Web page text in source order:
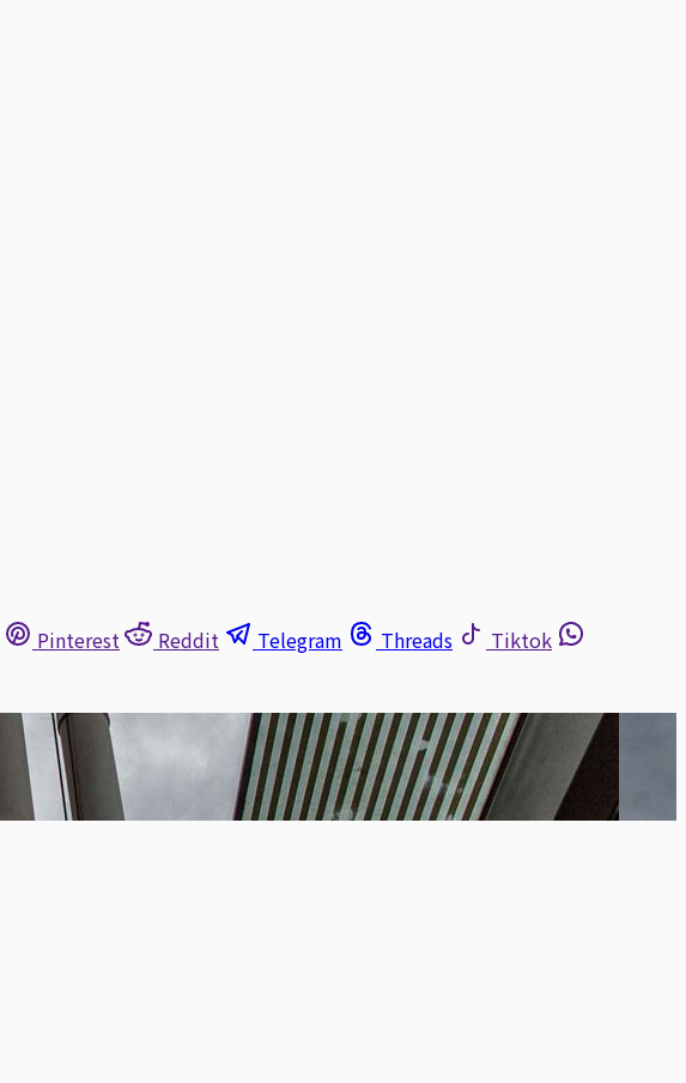
Pinterest Reddit Telegram Threads Tiktok